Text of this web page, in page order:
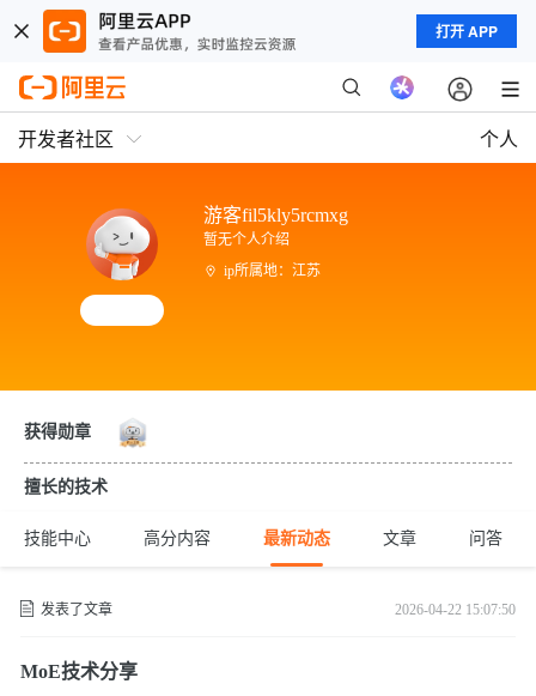
打开 APP
开发者社区 个人
游客fil5kly5rcmxg
暂无个人介绍
ip所属地：江苏
获得勋章
擅长的技术
技能中心 高分内容 最新动态 文章 问答
发表了文章 2026-04-22 15:07:50
MoE技术分享